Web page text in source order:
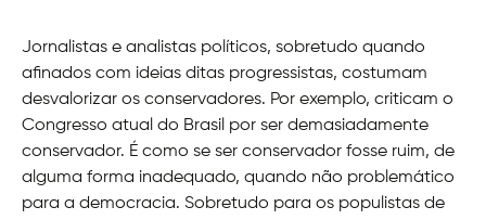
Jornalistas e analistas políticos, sobretudo quando
afinados com ideias ditas progressistas, costumam
desvalorizar os conservadores. Por exemplo, criticam o
Congresso atual do Brasil por ser demasiadamente
conservador. É como se ser conservador fosse ruim, de
alguma forma inadequado, quando não problemático
para a democracia. Sobretudo para os populistas de